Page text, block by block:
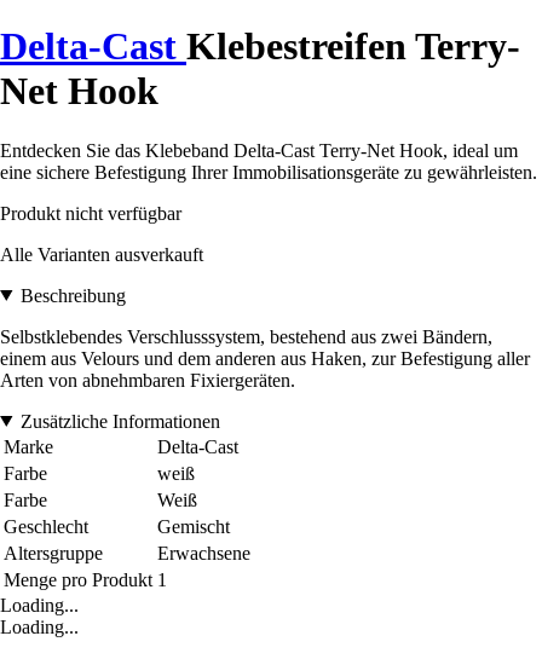
Delta-Cast Klebestreifen Terry-
Net Hook
Entdecken Sie das Klebeband Delta-Cast Terry-Net Hook, ideal um
eine sichere Befestigung Ihrer Immobilisationsgeräte zu gewährleisten.
Produkt nicht verfügbar
Alle Varianten ausverkauft
Beschreibung
Selbstklebendes Verschlusssystem, bestehend aus zwei Bändern,
einem aus Velours und dem anderen aus Haken, zur Befestigung aller
Arten von abnehmbaren Fixiergeräten.
Zusätzliche Informationen
Marke
Delta-Cast
Farbe
weiß
Farbe
Weiß
Geschlecht
Gemischt
Altersgruppe
Erwachsene
Menge pro Produkt 1
Loading...
Loading...